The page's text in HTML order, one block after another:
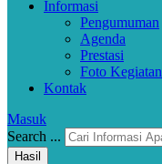
Informasi
Pengumuman
Agenda
Prestasi
Foto Kegiatan
Kontak
Masuk
Search ...
Hasil